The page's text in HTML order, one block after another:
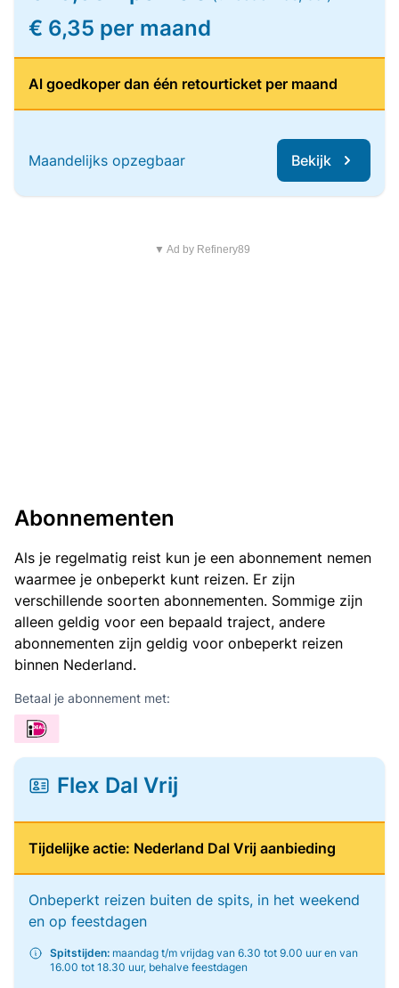
€ 6,35 per maand
Al goedkoper dan één retourticket per maand
Maandelijks opzegbaar Bekijk
▼ Ad by Refinery89
Abonnementen
Als je regelmatig reist kun je een abonnement nemen
waarmee je onbeperkt kunt reizen. Er zijn
verschillende soorten abonnementen. Sommige zijn
alleen geldig voor een bepaald traject, andere
abonnementen zijn geldig voor onbeperkt reizen
binnen Nederland.
Betaal je abonnement met:
Flex Dal Vrij
Tijdelijke actie: Nederland Dal Vrij aanbieding
Onbeperkt reizen buiten de spits, in het weekend
en op feestdagen
Spitstijden: maandag t/m vrijdag van 6.30 tot 9.00 uur en van
16.00 tot 18.30 uur, behalve feestdagen